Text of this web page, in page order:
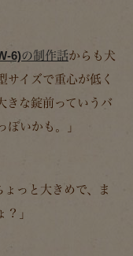
6)の制作話からも犬
サイズで重心が低く
きな錠前っていうバ
ぽいかも。」
ょっと大きめで、ま
」